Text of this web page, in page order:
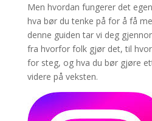
Men hvordan fungerer det
hva bør du tenke på for å få
denne guiden tar vi deg
fra hvorfor folk gjør det, til
for steg, og hva du bør gjøre
videre på veksten.